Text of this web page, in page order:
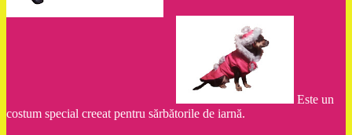
Este un
costum special creeat pentru sărbătorile de iarnă.